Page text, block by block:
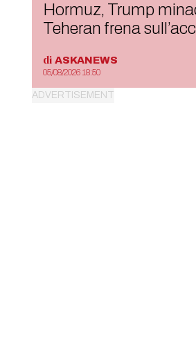
Hormuz, Trump
Teheran frena
di ASKANEWS
05/08/2026 18:50